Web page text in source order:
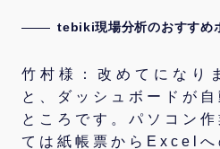
tebiki現場分析のおすすめ
竹村様：改めてになり
と、ダッシュボードが
ところです。パソコン
ては紙帳票からExcelへ